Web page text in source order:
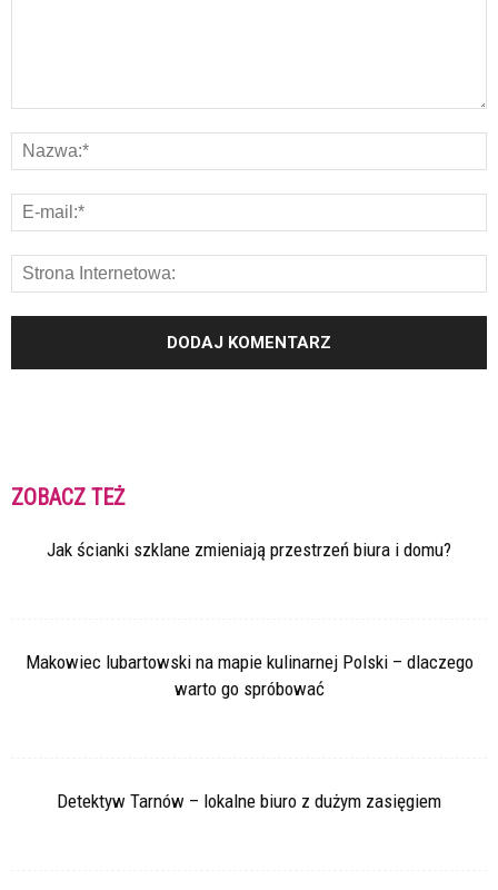
ZOBACZ TEŻ
Jak ścianki szklane zmieniają przestrzeń biura i domu?
Makowiec lubartowski na mapie kulinarnej Polski – dlaczego
warto go spróbować
Detektyw Tarnów – lokalne biuro z dużym zasięgiem